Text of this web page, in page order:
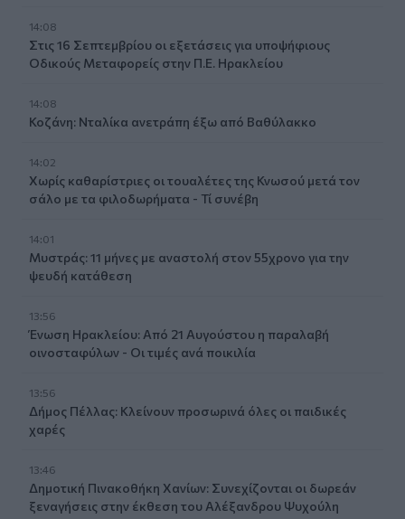
14:08
Στις 16 Σεπτεμβρίου οι εξετάσεις για υποψήφιους
Οδικούς Μεταφορείς στην Π.Ε. Ηρακλείου
14:08
Κοζάνη: Νταλίκα ανετράπη έξω από Βαθύλακκο
14:02
Χωρίς καθαρίστριες οι τουαλέτες της Κνωσού μετά τον
σάλο με τα φιλοδωρήματα - Τί συνέβη
14:01
Μυστράς: 11 μήνες με αναστολή στον 55χρονο για την
ψευδή κατάθεση
13:56
Ένωση Ηρακλείου: Από 21 Αυγούστου η παραλαβή
οινοσταφύλων - Οι τιμές ανά ποικιλία
13:56
Δήμος Πέλλας: Κλείνουν προσωρινά όλες οι παιδικές
χαρές
13:46
Δημοτική Πινακοθήκη Χανίων: Συνεχίζονται οι δωρεάν
ξεναγήσεις στην έκθεση του Αλέξανδρου Ψυχούλη